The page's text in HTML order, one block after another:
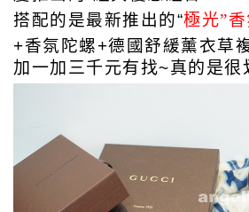
搭配的是最新推出的“極光”
+香氛陀螺+德國舒緩薰衣草
加一加三千元有找~真的是很